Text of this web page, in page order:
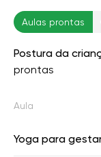
Aulas prontas
Postura da
prontas
Aula
Yoga para